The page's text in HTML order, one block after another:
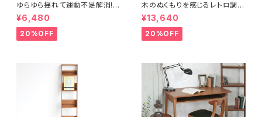
ゆらゆら揺れて運動不足解消!
大人からこどもまでスキマ時間
に楽しめる木製フィットネスボー
ド バランスボード ヨガ 北欧風
シンプル コンパクト テレワーク
¥6,480
20%OFF
木のぬくもりを感じるレトロ調コ
ンパクトチェア ブラウン ウッドチ
ェア アンティーク調 シンプル ナ
チュラル シャビー おしゃれ 椅子
イス デスクチェア インテリア
¥13,640
20%OFF